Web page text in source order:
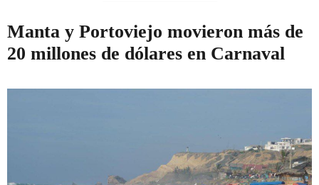
Manta y Portoviejo movieron más de
20 millones de dólares en Carnaval